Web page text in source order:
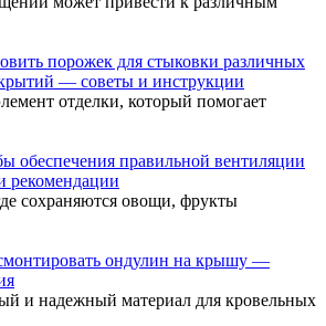
порожек для стыковки различных
— советы и инструкции
отделки, который помогает
обеспечения правильной вентиляции
рекомендации
сохраняются овощи, фрукты
ондулин на крышу —
и надежный материал для кровельных